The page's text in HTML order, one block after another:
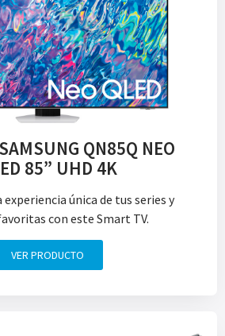
QN85Q NEO
85” UHD 4K
única de tus series y
con este Smart TV.
VER PRODUCTO